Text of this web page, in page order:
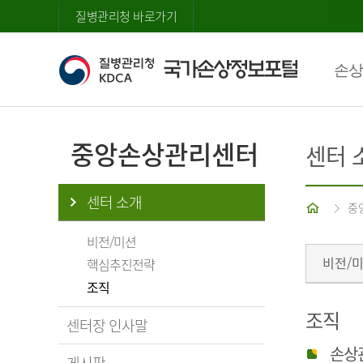
질병관리청 바로가기
손
중앙손상관리센터
센터 소개
비전/미션
핵심추진전략
조직
센터장 인사말
센터
중
비전/
조직
손상